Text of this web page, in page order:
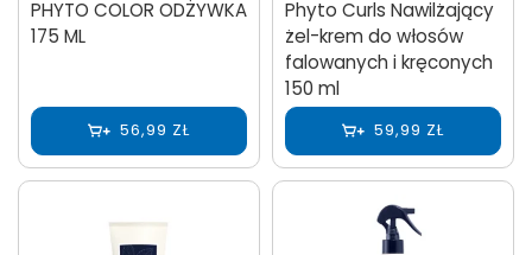
PHYTO COLOR ODŻYWKA
175 ML
56,99 ZŁ
Phyto Curls Nawilżający
żel-krem do włosów
falowanych i kręconych
150 ml
59,99 ZŁ